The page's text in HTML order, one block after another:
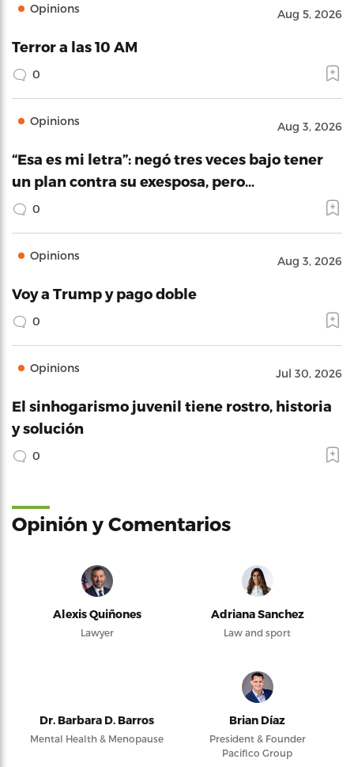
Opinions Aug 5, 2026
Terror a las 10 AM
0
Opinions Aug 3, 2026
“Esa es mi letra”: negó tres veces bajo tener
un plan contra su exesposa, pero…
0
Opinions Aug 3, 2026
Voy a Trump y pago doble
0
Opinions Jul 30, 2026
El sinhogarismo juvenil tiene rostro, historia
y solución
0
Opinión y Comentarios
Alexis Quiñones
Lawyer
Adriana Sanchez
Law and sport
Dr. Barbara D. Barros
Mental Health & Menopause
Brian Díaz
President & Founder
Pacifico Group